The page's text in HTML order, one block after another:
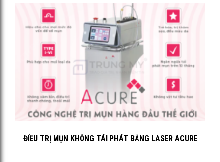
ĐIỀU TRỊ MỤN KHÔNG TÁI PHÁT BẰNG LASER ACURE